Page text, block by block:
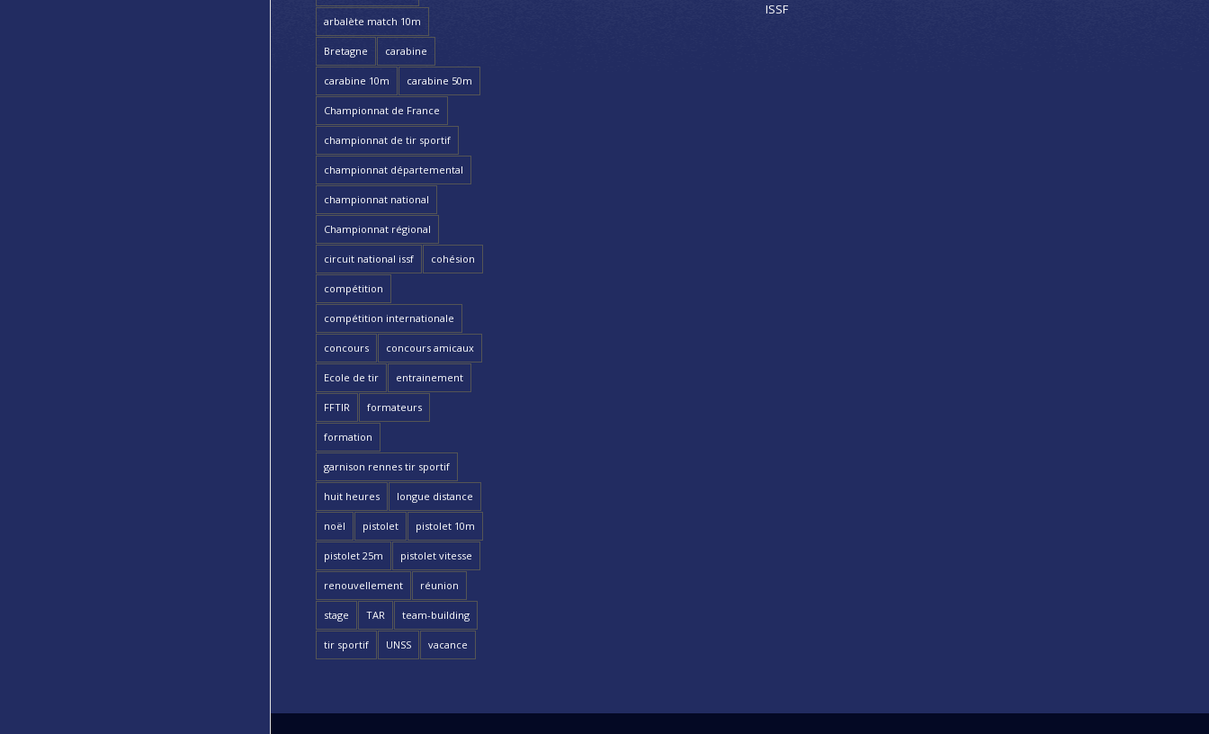
arbalète match 10m
Bretagne carabine
carabine 10m carabine 50m
Championnat de France
championnat de tir sportif
championnat départemental
championnat national
Championnat régional
circuit national issf cohésion
compétition
compétition internationale
concours concours amicaux
Ecole de tir entrainement
FFTIR formateurs
formation
garnison rennes tir sportif
huit heures longue distance
noël pistolet pistolet 10m
pistolet 25m pistolet vitesse
renouvellement réunion
stage TAR team-building
tir sportif UNSS vacance
ISSF